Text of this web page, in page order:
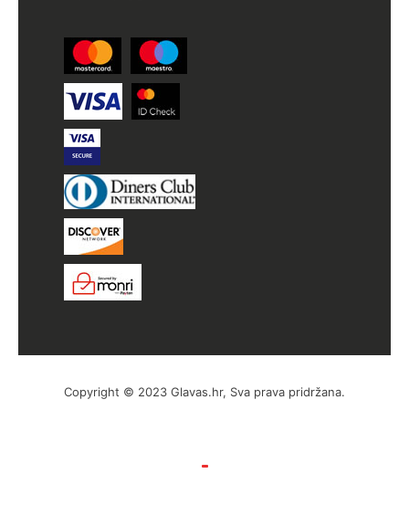
Copyright © 2023 Glavas.hr, Sva prava pridržana.